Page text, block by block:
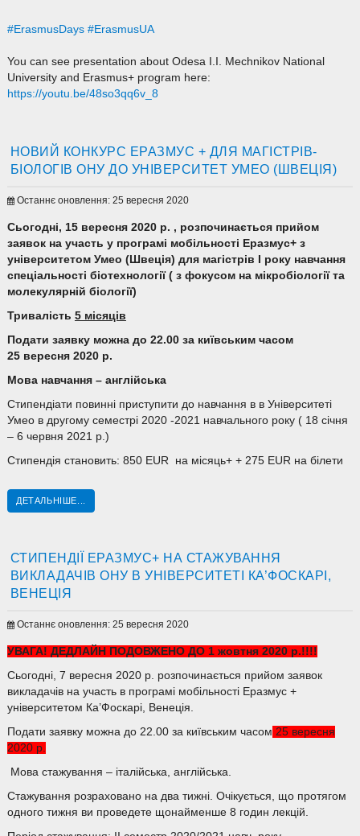
#ErasmusDays #ErasmusUA
You can see presentation about Odesa I.I. Mechnikov National
University and Erasmus+ program here:
https://youtu.be/48so3qq6v_8
НОВИЙ КОНКУРС ЕРАЗМУС + ДЛЯ МАГІСТРІВ-
БІОЛОГІВ ОНУ ДО УНІВЕРСИТЕТ УМЕО (ШВЕЦІЯ)
Останнє оновлення: 25 вересня 2020
Сьогодні, 15 вересня 2020 р. , розпочинається прийом
заявок на участь у програмі мобільності Еразмус+ з
університетом Умео (Швеція) для магістрів
року навчання
спеціальності біотехнології ( з фокусом на мікробіології та
молекулярній біології)
Тривалість 5 місяців
Подати заявку можна до 22.00 за київським часом
25 вересня2020 р.
Мова навчання – англійська
Стипендіати повинні приступити до навчання в в Університеті
Умео в другому семестрі 2020 -2021 навчального року ( 18 січня
– 6 червня 2021 р.)
Стипендія становить: 850 EUR на місяць+ + 275 EUR на білети
ДЕТАЛЬНІШЕ...
СТИПЕНДІЇ ЕРАЗМУС+ НА СТАЖУВАННЯ
ВИКЛАДАЧІВ ОНУ В УНІВЕРСИТЕТІ КА’ФОСКАРІ,
ВЕНЕЦІЯ
Останнє оновлення: 25 вересня 2020
УВАГА! ДЕДЛАЙН ПОДОВЖЕНО ДО 1 жовтня 2020 р.!!!!
Сьогодні, 7 вересня 2020 р. розпочинається прийом заявок
викладачів на участь в програмі мобільності Еразмус +
університетом Ка’Фоскарі, Венеція.
Подати заявку можна до 22.00 за київським часом 25 вересня
2020 р.
Мова стажування – італійська, англійська.
Стажування розраховано на два тижні. Очікується, що протягом
одного тижня ви проведете щонайменше 8 годин лекцій.